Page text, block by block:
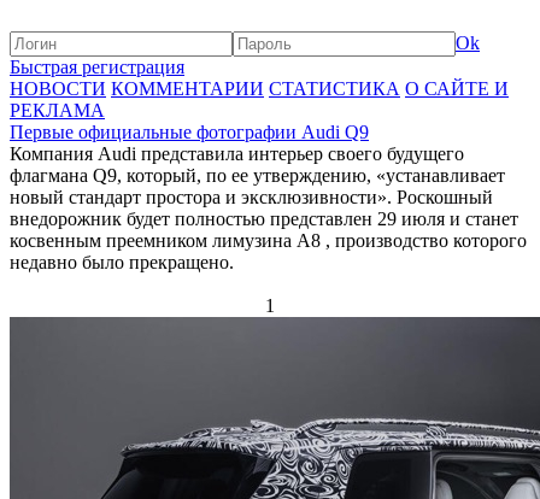
Ok
Быстрая регистрация
НОВОСТИ КОММЕНТАРИИ СТАТИСТИКА О САЙТЕ И
РЕКЛАМА
Первые официальные фотографии Audi Q9
Компания Audi представила интерьер своего будущего
флагмана Q9, который, по ее утверждению, «устанавливает
новый стандарт простора и эксклюзивности». Роскошный
внедорожник будет полностью представлен 29 июля и станет
косвенным преемником лимузина A8 , производство которого
недавно было прекращено.
1